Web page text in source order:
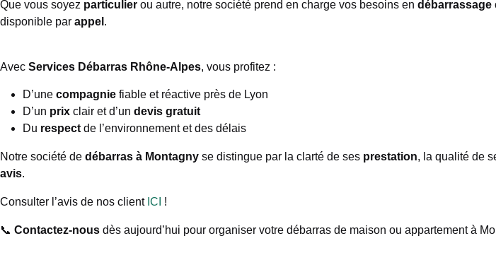
Que vous soyez particulier ou autre, notre société prend en charge vos besoins en débarrassage
disponible par appel .
Avec Services Débarras Rhône-Alpes, vous profitez :
D’une compagnie fiable et réactive près de Lyon
D’un prix clair et d’un devis gratuit
Du respect de l’environnement et des délais
Notre société de débarras à Montagny se distingue par la clarté de ses prestation, la qualité de
avis.
Consulter l’avis de nos client ICI !
📞 Contactez-nous dès aujourd’hui pour organiser votre débarras de maison ou appartement à